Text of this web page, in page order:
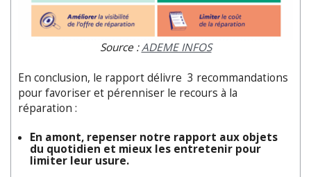
Source :ADEME INFOS
En conclusion, le rapport délivre 3 recommandations
pour favoriser et pérenniser le recours à la
réparation :
En amont, repenser notre rapport aux objets
du quotidien et mieux les entretenir pour
limiter leur usure.